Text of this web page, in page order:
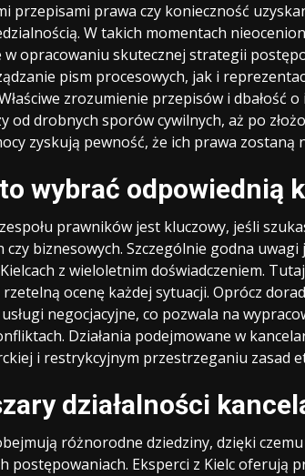
przepisami prawa czy konieczność
W takich momentach
opracowaniu skutecznej strategii
pism procesowych, jak i
zrozumienie przepisów i dbałość
od drobnych sporów cywilnych, aż po
zyskują pewność, że ich prawa zostaną
wybrać odpowiednią
prawników jest kluczowy, jeśli
biznesowych. Szczególnie godna
z wieloletnim doświadczeniem.
ocenę każdej sytuacji. Oprócz
negocjacyjne, co pozwala na
Działania podejmowane w
i restrykcyjnym przestrzeganiu zasad
działalności
różnorodne dziedziny, dzięki
postępowaniach. Eksperci z Kielc oferują